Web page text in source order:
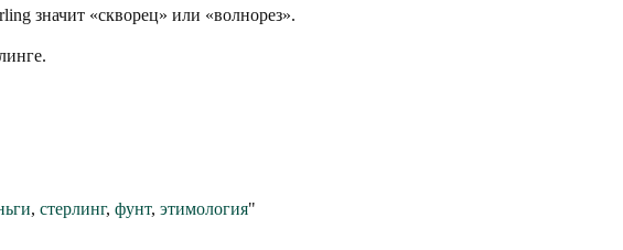
значит «скворец» или «волнорез».
, стерлинг, фунт, этимология"